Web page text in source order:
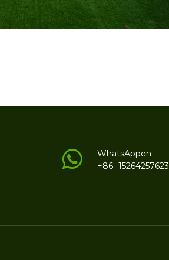
WhatsAppen
+86- 15264257623